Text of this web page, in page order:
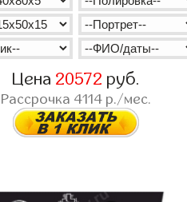
Цена 20572 руб.
Рассрочка 4114р./мес.